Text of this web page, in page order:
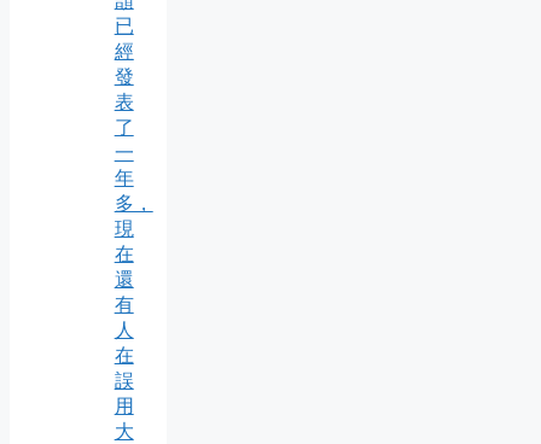
已
經
發
表
了
一
年
多，
現
在
還
有
人
在
誤
用
大